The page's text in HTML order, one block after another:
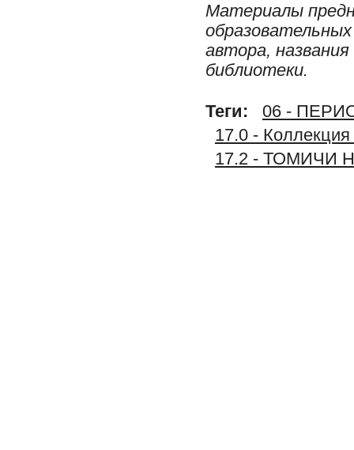
Материалы
автора,
библиотеки.
Теги:
06 -
17.0 -
17.2 - ТОМИЧИ